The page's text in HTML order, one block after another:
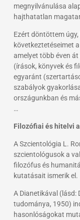
megnyilvánulása
hajthatatlan
Ezért döntöttem
következtetéseimet
amelyet több éven
(írások, könyvek és
egyaránt
szabályok
országunkban és
…
Filozófiai és hitelvi
A Szcientológia L.
szcientológusok a
filozófus és
kutatásait ismerik el.
A Dianetikával (lásd:
tudománya, 1950)
hasonlóságokat